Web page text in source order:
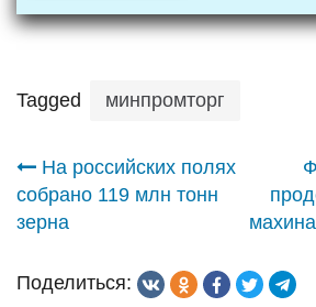
Tagged минпромторг
Навигация
по
записям
На российских полях
собрано 119 млн тонн
зерна
Поделиться: